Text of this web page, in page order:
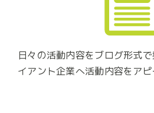
日々の活動内容をブログ形式
イアント企業へ活動内容をアピ